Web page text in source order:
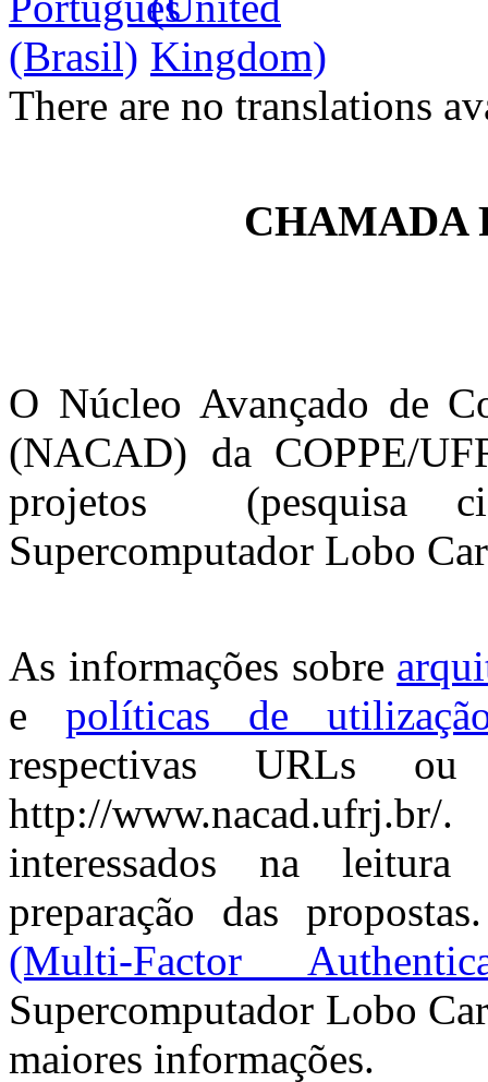
There are no translations
CHAMADA
O Núcleo Avançado de
(NACAD) da COPPE/
projetos (pesquisa
Supercomputador Lobo
As informações sobre
epolíticas de
respectivas URLs
http://
interessados na leitura
preparação das
(Multi-Factor
Supercomputador Lobo
maiores informações.